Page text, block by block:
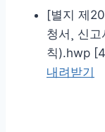
[별지 제
청서¸ 신
칙).hwp
내려받기